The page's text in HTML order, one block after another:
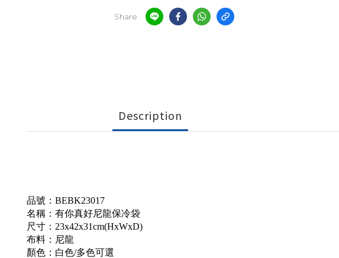
Share
Description
品號： BEBK23017
名稱： 有你真好尼龍保冷袋
尺寸：23x42x31cm(HxWxD)
布料： 尼龍
顏色 ：白色/多色可選